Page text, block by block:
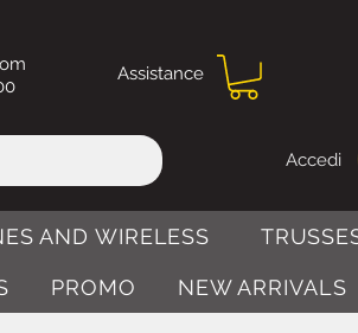
Assistance
Accedi
AND WIRELESS
PROMO NEW ARRIVALS